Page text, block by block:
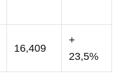
16,409
+
23,5%